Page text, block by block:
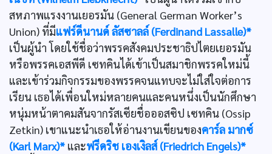
สหภาพแรงงานเยอรมัน (General German Worker’s
Union) ที่มีแฟร์ดีนานด์ ลัสซาลล์ (Ferdinand Lassalle)*
เป็นผู้นำ โดยใช้ชื่อว่าพรรคสังคมประชาธิปไตยเยอรมัน
หรือพรรคเอสพีดี เซทคินได้เข้าเป็นสมาชิกพรรคใหม่นี้
และเข้าร่วมกิจกรรมของพรรคจนแทบจะไม่ใส่ใจต่อการ
เรียน เธอได้เพื่อนใหม่หลายคนและคนหนึ่งเป็นนักศึกษา
หนุ่มหน้าตาคมสันจากรัสเซียชื่อออสซิป เซทคิน (Ossip
Zetkin) เขาแนะนำเธอให้อ่านงานเขียนของคาร์ล มากซ์
(Karl Marx)* และฟรีดริช เองเงิลส์ (Friedrich Engels)*